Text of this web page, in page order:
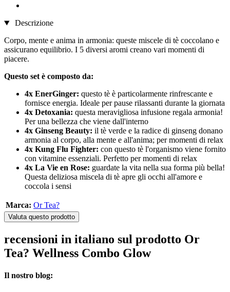
Descrizione
Corpo, mente e anima in armonia: queste miscele di tè coccolano e
assicurano equilibrio. I 5 diversi aromi creano vari momenti di
piacere.
Questo set è composto da:
4x EnerGinger: questo tè è particolarmente rinfrescante e
fornisce energia. Ideale per pause rilassanti durante la giornata
4x Detoxania: questa meravigliosa infusione regala armonia!
Per una bellezza che viene dall'interno
4x Ginseng Beauty: il tè verde e la radice di ginseng donano
armonia al corpo, alla mente e all'anima; per momenti di relax
4x Kung Flu Fighter: con questo tè l'organismo viene fornito
con vitamine essenziali. Perfetto per momenti di relax
4x La Vie en Rose: guardate la vita nella sua forma più bella!
Questa deliziosa miscela di tè apre gli occhi all'amore e
coccola i sensi
Marca: Or Tea?
Valuta questo prodotto
recensioni in italiano sul prodotto Or
Tea? Wellness Combo Glow
Il nostro blog: